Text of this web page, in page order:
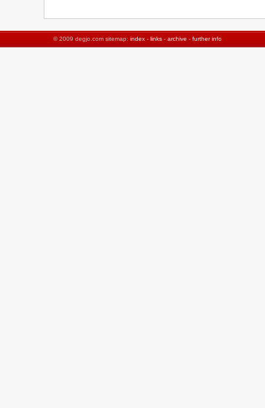
© 2009 degjo.com sitemap: index - links - archive - further info